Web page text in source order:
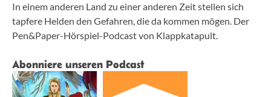
In einem anderen Land zu einer anderen Zeit stellen sich
tapfere Helden den Gefahren, die da kommen mögen. Der
Pen&Paper-Hörspiel-Podcast von Klappkatapult.
Abonniere unseren Podcast